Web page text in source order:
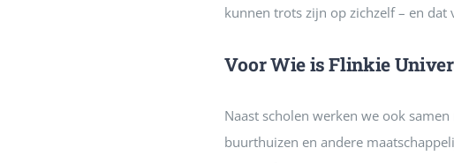
kunnen trots zijn op zichzelf – en dat
Voor Wie is Flinkie
Naast scholen werken we ook
buurthuizen en andere